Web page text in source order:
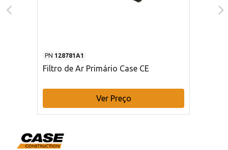
PN 128781A1
Filtro de Ar Primário Case CE
Ver Preço